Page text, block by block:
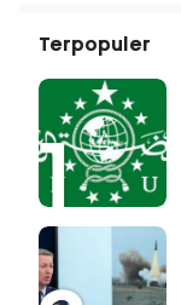
Terpopuler